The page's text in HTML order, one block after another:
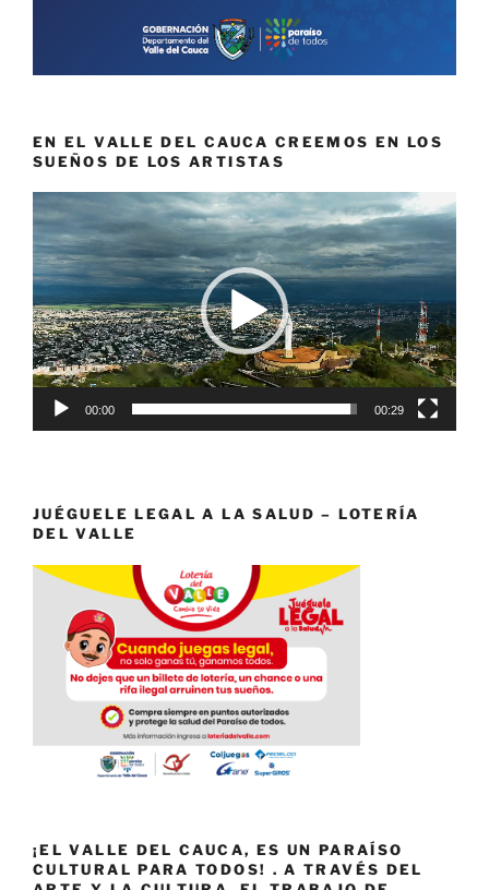
EN EL VALLE DEL CAUCA CREEMOS EN LOS
SUEÑOS DE LOS ARTISTAS
Reproductor
de
vídeo
00:00 00:29
JUÉGUELE LEGAL A LA SALUD – LOTERÍA
DEL VALLE
¡EL VALLE DEL CAUCA, ES UN PARAÍSO
CULTURAL PARA TODOS! . A TRAVÉS DEL